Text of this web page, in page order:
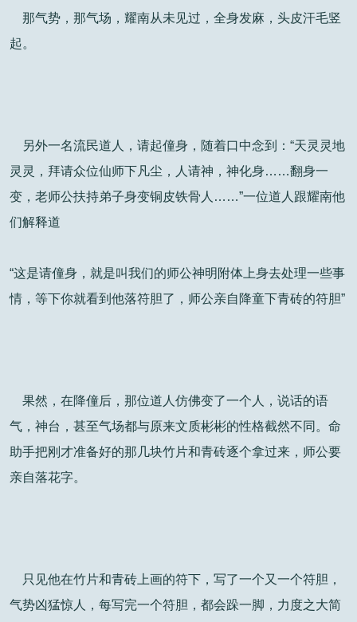
那气势，那气场，耀南从未见过，全身发麻，头皮汗毛竖
起。
另外一名流民道人，请起僮身，随着口中念到：“天灵灵地
灵灵，拜请众位仙师下凡尘，人请神，神化身……翻身一
变，老师公扶持弟子身变铜皮铁骨人……”一位道人跟耀南他
们解释道
“这是请僮身，就是叫我们的师公神明附体上身去处理一些事
情，等下你就看到他落符胆了，师公亲自降童下青砖的符胆”
果然，在降僮后，那位道人仿佛变了一个人，说话的语
气，神台，甚至气场都与原来文质彬彬的性格截然不同。命
助手把刚才准备好的那几块竹片和青砖逐个拿过来，师公要
亲自落花字。
只见他在竹片和青砖上画的符下，写了一个又一个符胆，
气势凶猛惊人，每写完一个符胆，都会跺一脚，力度之大简